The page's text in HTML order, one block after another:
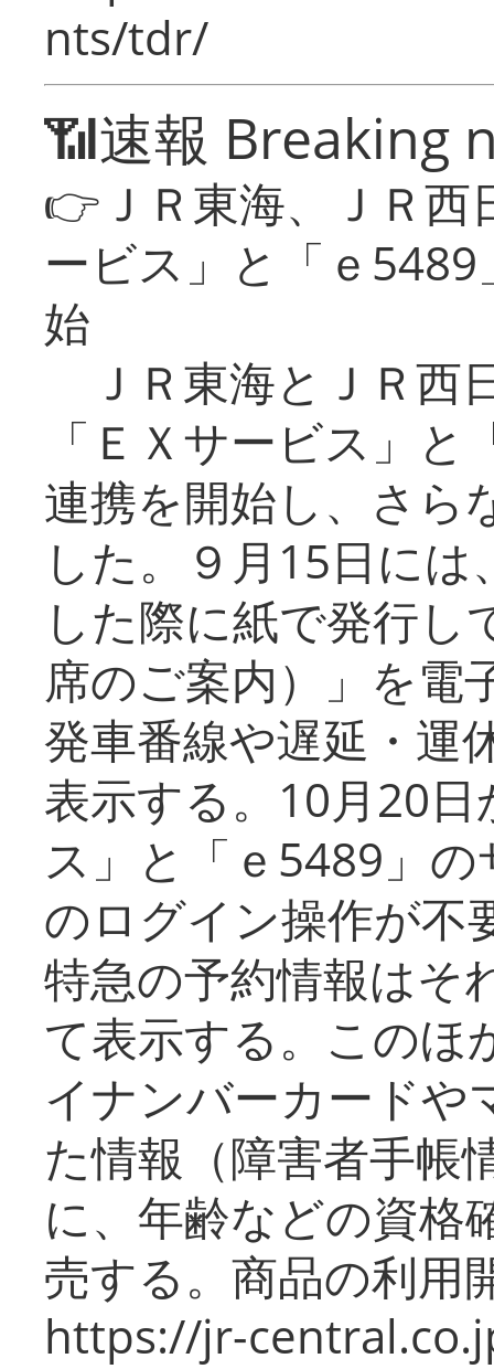
nts/tdr/
📶速報 Breaking
👉ＪＲ東海、ＪＲ
ービス」と「ｅ
始
ＪＲ東海とＪＲ西
「ＥＸサービス」
連携を開始し、さら
した。９月15日に
した際に紙で発行し
席のご案内）」を電
発車番線や遅延・運
表示する。10月20
ス」と「ｅ5489」
のログイン操作が不
特急の予約情報はそ
て表示する。このほ
イナンバーカードや
た情報（障害者手帳
に、年齢などの資格
売する。商品の利用
https://jr-